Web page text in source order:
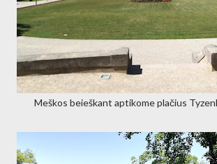
Meškos beieškant aptikome plačius